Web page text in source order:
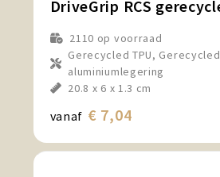
2110 op voorraad
Gerecycled TPU, Gerecycled
aluminiumlegering
20.8 x 6 x 1.3 cm
vanaf € 7,04